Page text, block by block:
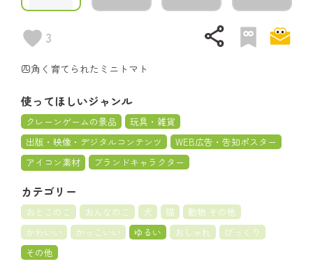
3 share
四角く育てられたミニトマト
使ってほしいジャンル
クレーンゲームの景品
玩具・雑貨
出版・映像・デジタルコンテンツ
WEB広告・告知ポスター
アイコン素材
ブランドキャラクター
カテゴリー
おとこのこ おんなのこ 犬 猫
動物 その他
かわいい
かっこいい ゆるい おしゃれ
びっくり
その他